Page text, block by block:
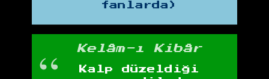
fanlarda)
Kelâm-ı Kibâr
Kalp düzeldiği